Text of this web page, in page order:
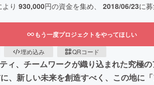
より 930,000円の資金を集め、 2018/06/23に
もう一度プロジェクトをやってほしい
埋め込み QRコード
ィ、チームワークが織り込まれた究極
、新しい未来を創造すべく、この地に